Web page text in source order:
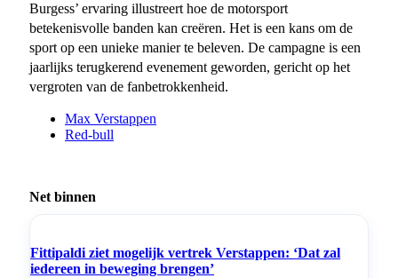
Burgess’ ervaring illustreert hoe de motorsport
betekenisvolle banden kan creëren. Het is een kans om de
sport op een unieke manier te beleven. De campagne is een
jaarlijks terugkerend evenement geworden, gericht op het
vergroten van de fanbetrokkenheid.
Max Verstappen
Red-bull
Net binnen
Fittipaldi ziet mogelijk vertrek Verstappen: ‘Dat zal
iedereen in beweging brengen’